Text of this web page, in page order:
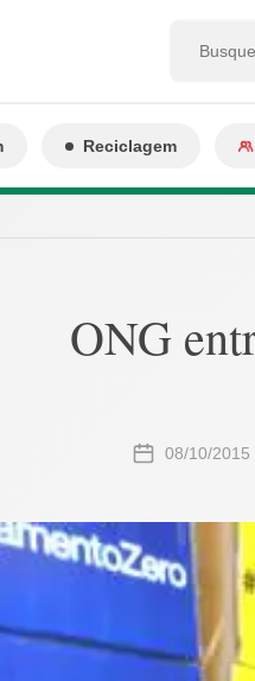
Reciclagem
ONG
08/10/2015